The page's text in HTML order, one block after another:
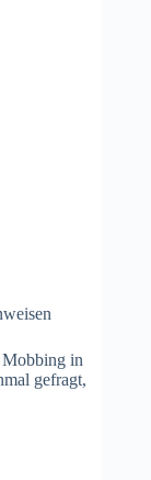
Mobbing in
gefragt,